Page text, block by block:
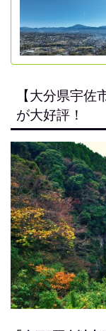
【大分県宇
が大好評！